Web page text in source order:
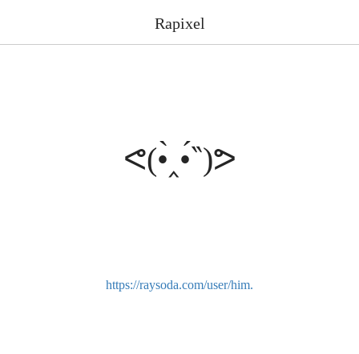
Rapixel
ᕙ(•̀‸•́‶)ᕗ
https://raysoda.com/user/him.